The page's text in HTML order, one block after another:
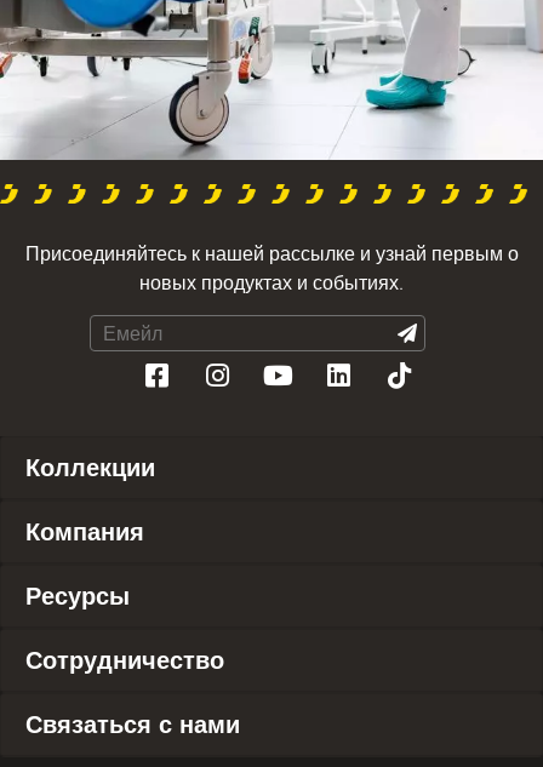
Присоединяйтесь к нашей рассылке и узнай первым о
новых продуктах и событиях.
Коллекции
Компания
Ресурсы
Сотрудничество
Связаться с нами